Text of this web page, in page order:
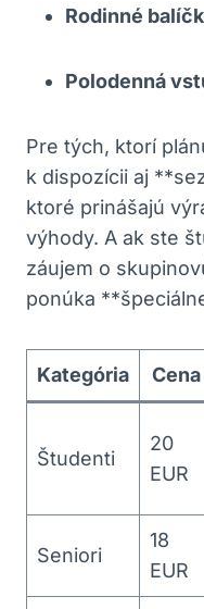
Rodinné
Polodenná
Pre tých, ktorí
k dispozícii aj
ktoré prinášajú
výhody. A ak ste
záujem o
ponúka
Kategória Cena
Študenti
20
EUR
Seniori
18
EUR